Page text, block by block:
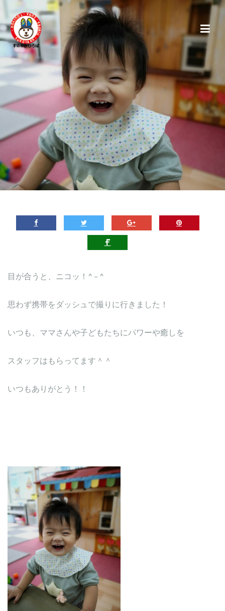
目が合うと、ニコッ！^ – ^
思わず携帯をダッシュで撮りに行きました！
いつも、ママさんや子どもたちにパワーや癒しを
スタッフはもらってます＾＾
いつもありがとう！！